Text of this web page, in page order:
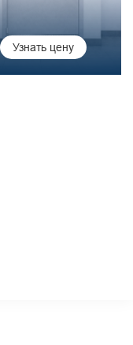
Узнать цену